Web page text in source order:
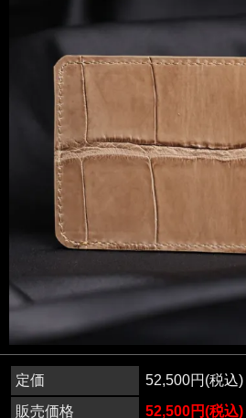
定価
52,500円(税込)
販売価格
52,500円(税込)